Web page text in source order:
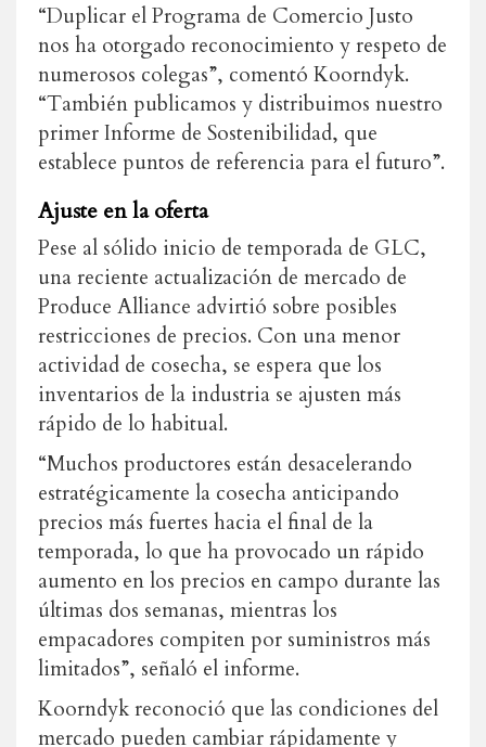
“Duplicar el Programa de Comercio Justo
nos ha otorgado reconocimiento y respeto de
numerosos colegas”, comentó Koorndyk.
“También publicamos y distribuimos nuestro
primer Informe de Sostenibilidad, que
establece puntos de referencia para el futuro”.
Ajuste en la oferta
Pese al sólido inicio de temporada de GLC,
una reciente actualización de mercado de
Produce Alliance advirtió sobre posibles
restricciones de precios. Con una menor
actividad de cosecha, se espera que los
inventarios de la industria se ajusten más
rápido de lo habitual.
“Muchos productores están desacelerando
estratégicamente la cosecha anticipando
precios más fuertes hacia el final de la
temporada, lo que ha provocado un rápido
aumento en los precios en campo durante las
últimas dos semanas, mientras los
empacadores compiten por suministros más
limitados”, señaló el informe.
Koorndyk reconoció que las condiciones del
mercado pueden cambiar rápidamente y